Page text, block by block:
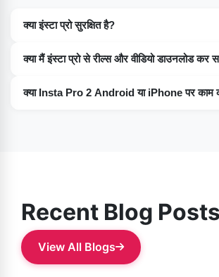
क्या इंस्टा प्रो सुरक्षित है?
हां, प्रो वर्शन 100% सिक्योर है और इसमें डिवाइस को
बैन होने का कोई रिस्क नहीं है।
क्या मैं इंस्टा प्रो से रील्स और वीडियो डाउनलोड कर
हाँ, यह आपको पोस्ट, रील, कमेंट, iGTV और यहाँ तक
क्या Insta Pro 2 Android या iPhone पर काम
Recent Blog Posts
View All Blogs